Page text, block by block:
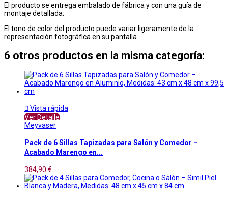
El producto se entrega embalado de fábrica y con una guía de
montaje detallada.
El tono de color del producto puede variar ligeramente de la
representación fotográfica en su pantalla.
6 otros productos en la misma categoría:
 Vista rápida
Ver Detalle
Meyvaser
Pack de 6 Sillas Tapizadas para Salón y Comedor –
Acabado Marengo en...
384,90 €